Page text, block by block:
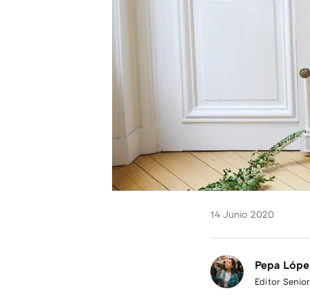
14 Junio 2020
Pepa
Editor Senior